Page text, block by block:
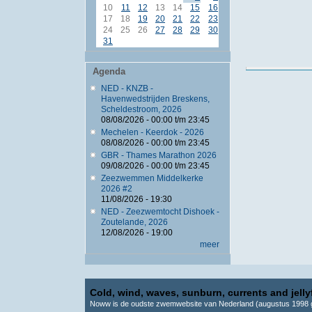
10
11 12 13 14 15
16
17
18 19 20 21 22
23
24
25 26 27 28 29
30
31
Agenda
NED - KNZB -
Havenwedstrijden Breskens,
Scheldestroom, 2026
08/08/2026 - 00:00t/m 23:45
Mechelen - Keerdok - 2026
08/08/2026 - 00:00t/m 23:45
GBR - Thames Marathon 2026
09/08/2026 - 00:00t/m 23:45
Zeezwemmen Middelkerke
2026 #2
11/08/2026 - 19:30
NED - Zeezwemtocht Dishoek -
Zoutelande, 2026
12/08/2026 - 19:00
meer
Cold, wind, waves, sunburn, currents and
Noww is de oudste zwemwebsite van Nederland (augustus 1998